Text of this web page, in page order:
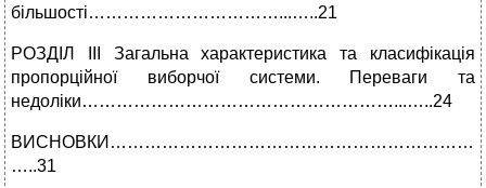
більшості……………………………...…..21
РОЗДІЛ ІІІ Загальна характеристика та класифікація
пропорційної виборчої системи. Переваги та
недоліки………………………………………………...…..24
…..31